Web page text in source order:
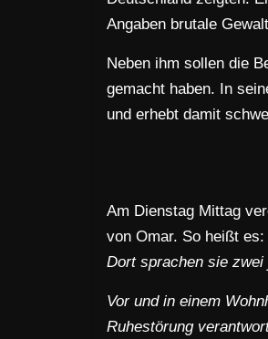
Angaben brutale
Neben ihm sollen die
gemacht haben. In
und erhebt damit
Am Dienstag Mittag
von Omar. So heißt es:
Dort sprachen sie zwei
Vor und in einem
Ruhestörung